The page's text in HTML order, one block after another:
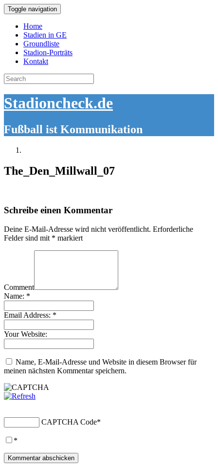
Toggle navigation
Home
Stadien in GE
Groundliste
Stadion-Porträts
Kontakt
Search
for:
Stadioncheck.de
Fußball ist Kommunikation
The_Den_Millwall_07
Schreibe einen Kommentar
Deine E-Mail-Adresse wird nicht veröffentlicht. Erforderliche
Felder sind mit * markiert
Comment
Name: *
Email Address: *
Your Website:
Name, E-Mail-Adresse und Website in diesem Browser für
meinen nächsten Kommentar speichern.
CAPTCHA Code*
*